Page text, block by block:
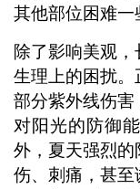
其他部位困难一
除了影响美观
生理上的困扰
部分紫外线伤害
对阳光的防御
外，夏天强烈
伤、刺痛，甚至